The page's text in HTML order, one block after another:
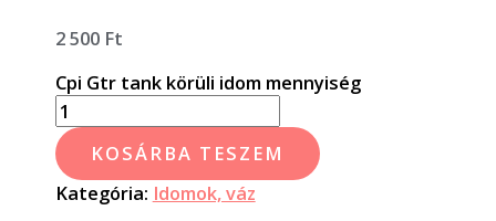
2 500 Ft
Cpi Gtr tank körüli idom mennyiség
KOSÁRBA TESZEM
Kategória: Idomok, váz